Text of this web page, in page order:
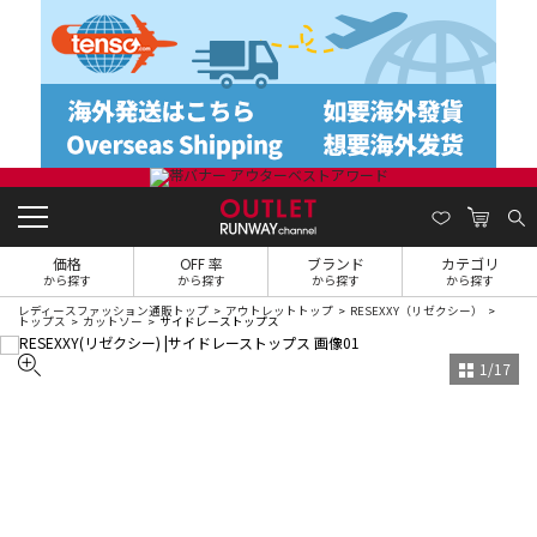
価格
から探す
OFF 率
から探す
ブランド
から探す
カテゴリ
から探す
レディースファッション通販トップ アウトレットトップ RESEXXY（リゼクシー）
トップス カットソー サイドレーストップス
1 /17